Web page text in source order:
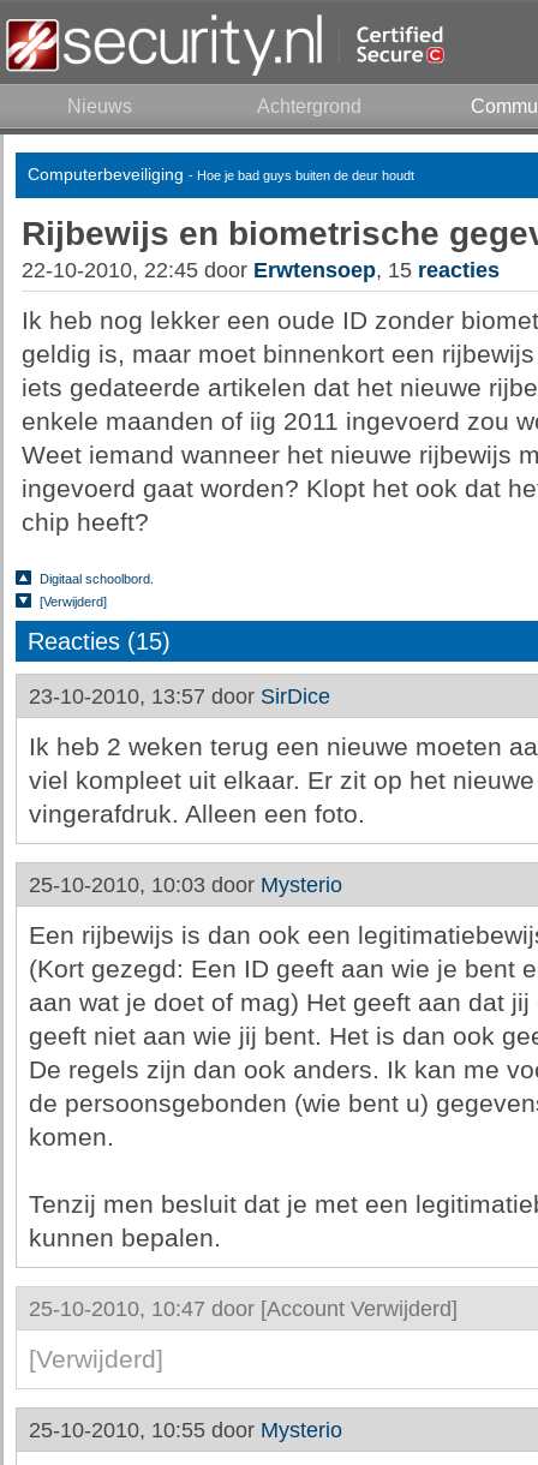
Nieuws Achtergrond
Computerbeveiliging - Hoe je bad guys buiten de deur houdt
Rijbewijs en biometrische
22-10-2010, 22:45 door Erwtensoep, 15 reacties
Ik heb nog lekker een oude ID zonder
geldig is, maar moet binnenkort een
iets gedateerde artikelen dat het nieuwe
enkele maanden of iig 2011 ingevoerd zou
Weet iemand wanneer het nieuwe rijbewijs
ingevoerd gaat worden? Klopt het ook dat
chip heeft?
Digitaal schoolbord.
[Verwijderd]
Reacties (15)
23-10-2010, 13:57 door SirDice
Ik heb 2 weken terug een nieuwe moeten
viel kompleet uit elkaar. Er zit op het
vingerafdruk. Alleen een foto.
25-10-2010, 10:03 door Mysterio
Een rijbewijs is dan ook een
(Kort gezegd: Een ID geeft aan wie je bent
aan wat je doet of mag) Het geeft aan dat
geeft niet aan wie jij bent. Het is dan ook
De regels zijn dan ook anders. Ik kan me
de persoonsgebonden (wie bent u)
komen.
Tenzij men besluit dat je met een
kunnen bepalen.
25-10-2010, 10:47 door [Account Verwijderd]
[Verwijderd]
25-10-2010, 10:55 door Mysterio